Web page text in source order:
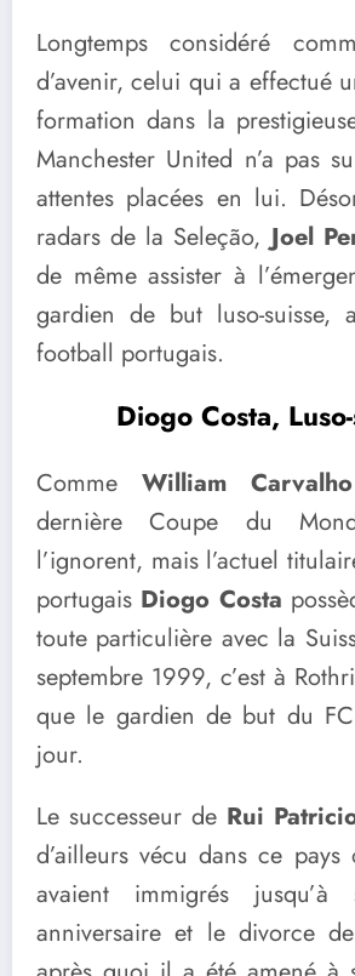
Longtemps considéré
d’avenir, celui qui a effectué
formation dans la
Manchester United n’a pas
attentes placées en lui.
radars de la Seleção,Joel
de même assister à
gardien de but luso-suisse,
football portugais.
Diogo Costa,
Comme William Carvalho
dernière Coupe du
l’ignorent, mais l’actuel
portugais Diogo Costa
toute particulière avec la
septembre 1999, c’est à
que le gardien de but du
jour.
Le successeur de Rui
d’ailleurs vécu dans ce pays
avaient immigrés jusqu’à
anniversaire et le divorce